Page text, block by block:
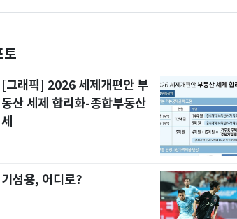
토
[그래픽] 2026 세제개편안 부
동산 세제 합리화-종합부동산
세
기성용, 어디로?